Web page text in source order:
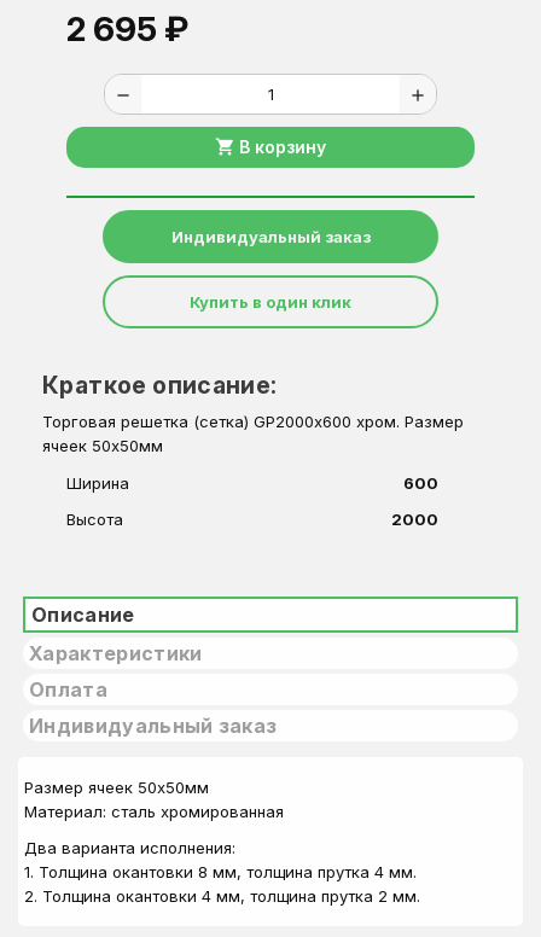
2 695 ₽
remove add
shopping_cart В корзину
Индивидуальный заказ
Купить в один клик
Краткое описание:
Торговая решетка (сетка) GP2000х600 хром. Размер
ячеек 50х50мм
Ширина
600
Высота
2000
Описание
Характеристики
Оплата
Индивидуальный заказ
Размер ячеек 50х50мм
Материал: сталь хромированная
Два варианта исполнения:
1. Толщина окантовки 8 мм, толщина прутка 4 мм.
2. Толщина окантовки 4 мм, толщина прутка 2 мм.